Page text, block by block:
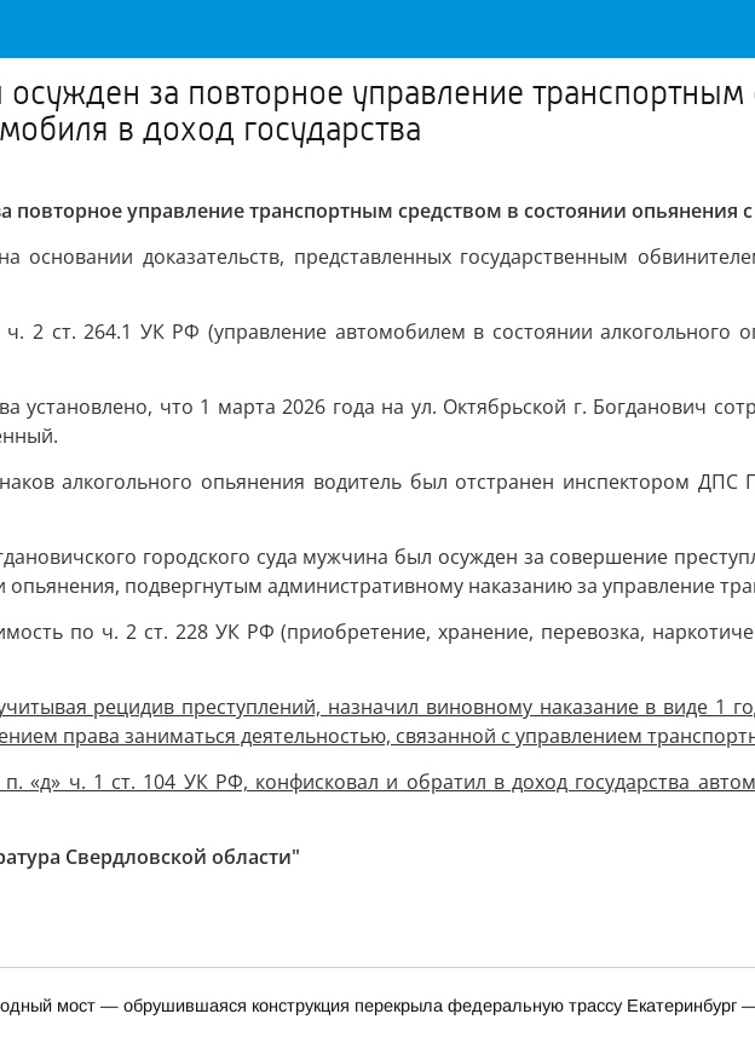
за повторное управление
в доход государства
повторное управление транспортным средством в состоянии опьянения
основании доказательств, представленных государственным
2 ст. 264.1 УК РФ (управление автомобилем в состоянии
установлено, что 1 марта 2026 года на ул. Октябрьской г. Богданович
алкогольного опьянения водитель был отстранен инспектором
городского суда мужчина был осужден за совершение
подвергнутым административному наказанию за управление
по ч. 2 ст. 228 УК РФ (приобретение, хранение, перевозка,
рецидив преступлений, назначил виновному наказание в виде
права заниматься деятельностью, связанной с управлением
п. «д» ч. 1 ст. 104 УК РФ, конфисковал и обратил в доход государства
Свердловской области"
мост — обрушившаяся конструкция перекрыла федеральную трассу Екатеринбург